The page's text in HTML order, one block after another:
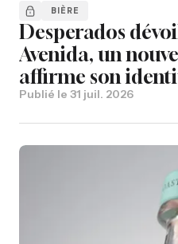
BIÈRE
Desperados
Avenida, un
affirme son
Publié le 31 juil. 2026